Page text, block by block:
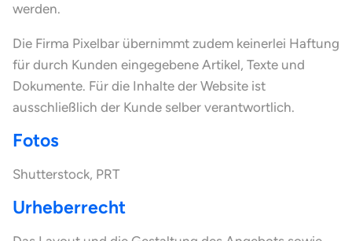
werden.
Die Firma Pixelbar übernimmt zudem keinerlei Haftung
für durch Kunden eingegebene Artikel, Texte und
Dokumente. Für die Inhalte der Website ist
ausschließlich der Kunde selber verantwortlich.
Fotos
Shutterstock, PRT
Urheberrecht